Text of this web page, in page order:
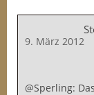
9. März 2012
@Sperling: